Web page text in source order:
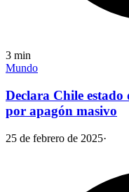
3 min
Mundo
Declara Chile estado
por apagón masivo
25 de febrero de 2025·